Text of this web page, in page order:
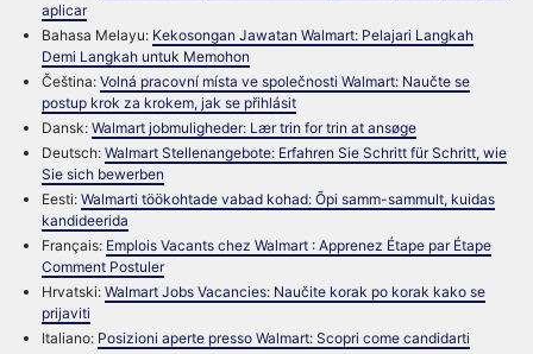
aplicar
Bahasa Melayu: Kekosongan Jawatan Walmart: Pelajari Langkah
Demi Langkah untuk Memohon
Čeština: Volná pracovní místa ve společnosti Walmart: Naučte se
postup krok za krokem, jak se přihlásit
Dansk: Walmart jobmuligheder: Lær trin for trin at ansøge
Deutsch: Walmart Stellenangebote: Erfahren Sie Schritt für Schritt, wie
Sie sich bewerben
Eesti: Walmarti töökohtade vabad kohad: Õpi samm-sammult, kuidas
kandideerida
Français: Emplois Vacants chez Walmart : Apprenez Étape par Étape
Comment Postuler
Hrvatski: Walmart Jobs Vacancies: Naučite korak po korak kako se
prijaviti
Italiano: Posizioni aperte presso Walmart: Scopri come candidarti